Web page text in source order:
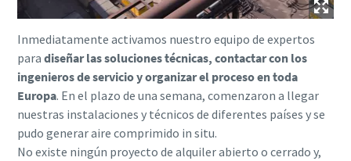
Inmediatamente activamos nuestro equipo de expertos
para diseñar las soluciones técnicas, contactar con los
ingenieros de servicio y organizar el proceso en toda
Europa. En el plazo de una semana, comenzaron a llegar
nuestras instalaciones y técnicos de diferentes países y se
pudo generar aire comprimido in situ.
No existe ningún proyecto de alquiler abierto o cerrado y,